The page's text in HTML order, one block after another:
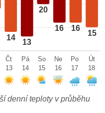
14
13
20
16 16
15
Čt
13
Pá
14
So
15
Ne
16
Po
17
Út
18
denní teploty v průběhu